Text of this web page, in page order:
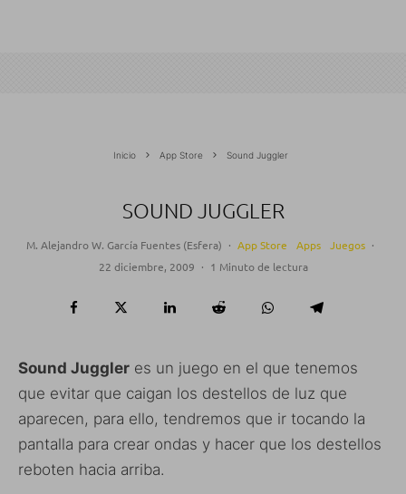
Inicio App Store Sound Juggler
SOUND JUGGLER
M. Alejandro W. García Fuentes (Esfera) · App Store Apps Juegos ·
22 diciembre, 2009 · 1 Minuto de lectura
Sound Juggler es un juego en el que tenemos
que evitar que caigan los destellos de luz que
aparecen, para ello, tendremos que ir tocando la
pantalla para crear ondas y hacer que los destellos
reboten hacia arriba.